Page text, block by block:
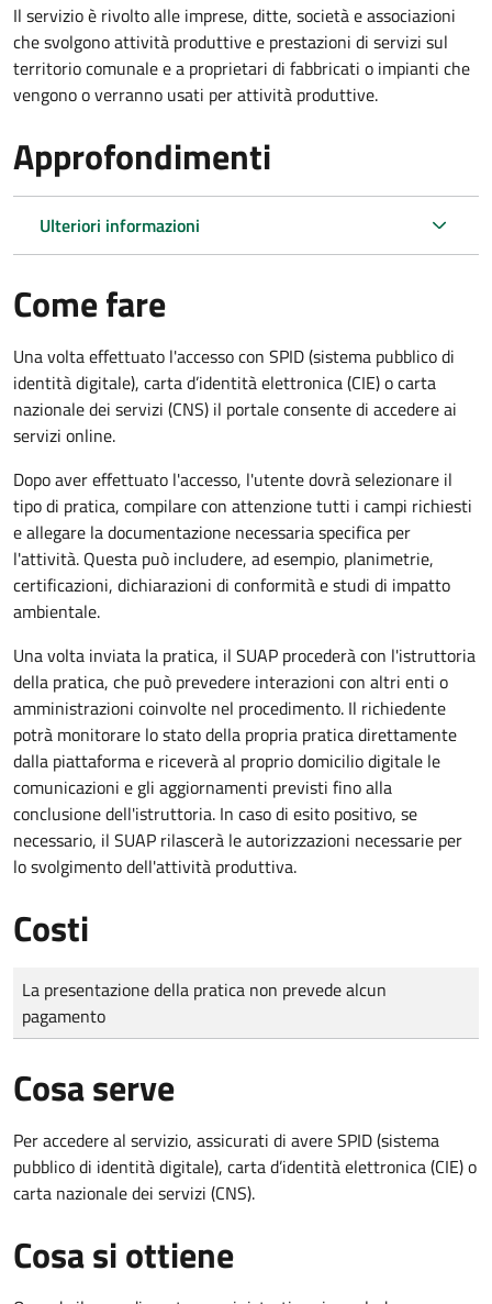
Il servizio è rivolto alle imprese, ditte, società e associazioni
che svolgono attività produttive e prestazioni di servizi sul
territorio comunale e a proprietari di fabbricati o impianti che
vengono o verranno usati per attività produttive.
Approfondimenti
Ulteriori informazioni
Come fare
Una volta effettuato l'accesso con SPID (sistema pubblico di
identità digitale), carta d’identità elettronica (CIE) o carta
nazionale dei servizi (CNS) il portale consente di accedere ai
servizi online.
Dopo aver effettuato l'accesso, l'utente dovrà selezionare il
tipo di pratica, compilare con attenzione tutti i campi richiesti
e allegare la documentazione necessaria specifica per
l'attività. Questa può includere, ad esempio, planimetrie,
certificazioni, dichiarazioni di conformità e studi di impatto
ambientale.
Una volta inviata la pratica, il SUAP procederà con l'istruttoria
della pratica, che può prevedere interazioni con altri enti o
amministrazioni coinvolte nel procedimento. Il richiedente
potrà monitorare lo stato della propria pratica direttamente
dalla piattaforma e riceverà al proprio domicilio digitale le
comunicazioni e gli aggiornamenti previsti fino alla
conclusione dell'istruttoria. In caso di esito positivo, se
necessario, il SUAP rilascerà le autorizzazioni necessarie per
lo svolgimento dell'attività produttiva.
Costi
Tipo di pagamento
Importo
La presentazione della pratica non prevede alcun
pagamento
Cosa serve
Per accedere al servizio, assicurati di avere SPID (sistema
pubblico di identità digitale), carta d’identità elettronica (CIE) o
carta nazionale dei servizi (CNS).
Cosa si ottiene